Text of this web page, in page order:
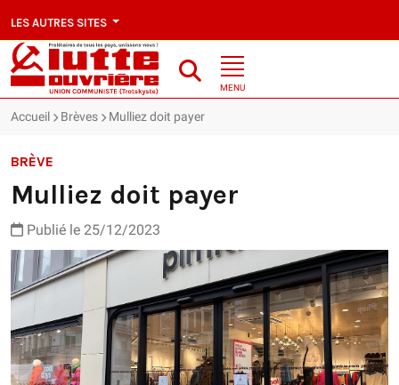
LES AUTRES SITES
MENU
Accueil Brèves Mulliez doit payer
BRÈVE
Mulliez doit payer
Publié le 25/12/2023